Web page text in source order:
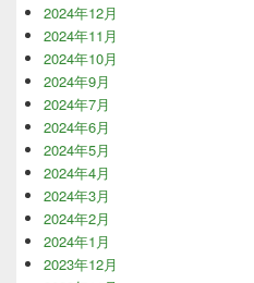
2024年12月
2024年11月
2024年10月
2024年9月
2024年7月
2024年6月
2024年5月
2024年4月
2024年3月
2024年2月
2024年1月
2023年12月